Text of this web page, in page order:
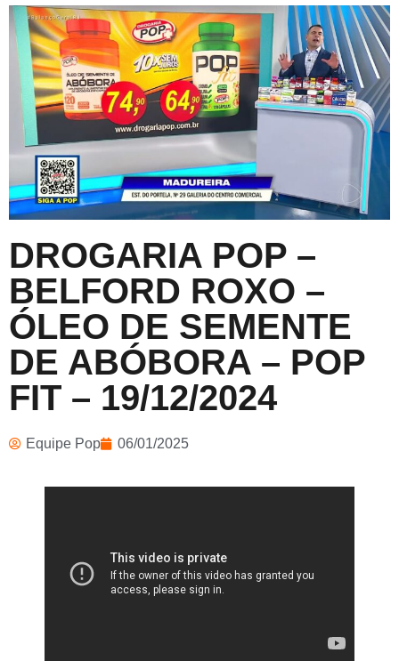
DROGARIA POP –
BELFORD ROXO –
ÓLEO DE SEMENTE
DE ABÓBORA – POP
FIT – 19/12/2024
Equipe Pop 06/01/2025